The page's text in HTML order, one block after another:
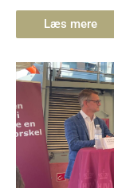
Læs mere